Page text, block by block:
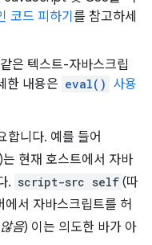
코드 피하기 를 참고하세
은 텍스트-자바스크립
한 내용은 eval() 사용
합니다. 예를 들어
현재 호스트에서 자바
. script-src self (따
서 자바스크립트를 허
음) 이는 의도한 바가 아